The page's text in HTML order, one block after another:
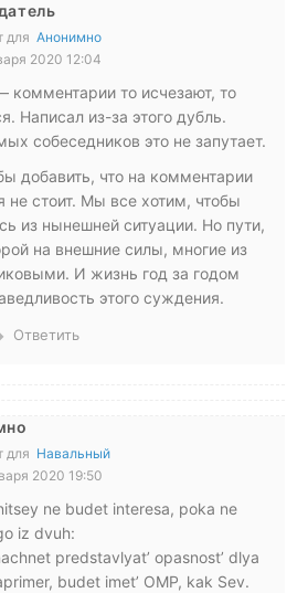
для Анонимно
2020 12:04
комментарии то исчезают, то
Написал из-за этого дубль.
собеседников это не запутает.
добавить, что на комментарии
не стоит. Мы все хотим, чтобы
из нынешней ситуации. Но пути,
на внешние силы, многие из
И жизнь год за годом
этого суждения.
Ответить
для Навальный
2020 19:50
ne budet interesa, poka ne
iz dvuh:
predstavlyat’ opasnost’ dlya
budet imet’ OMP, kak Sev.